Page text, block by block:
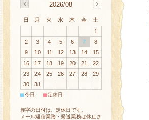
2026/08
日 月 火 水 木 金
土
1
2
3 4 5 6 7
8
9
10 11 12 13 14
15
16
17 18 19 20 21
22
23
24 25 26 27 28
29
30
31
■今日 ■定休日
赤字の日付は、定休日です。
メール返信業務・発送業務は休止さ